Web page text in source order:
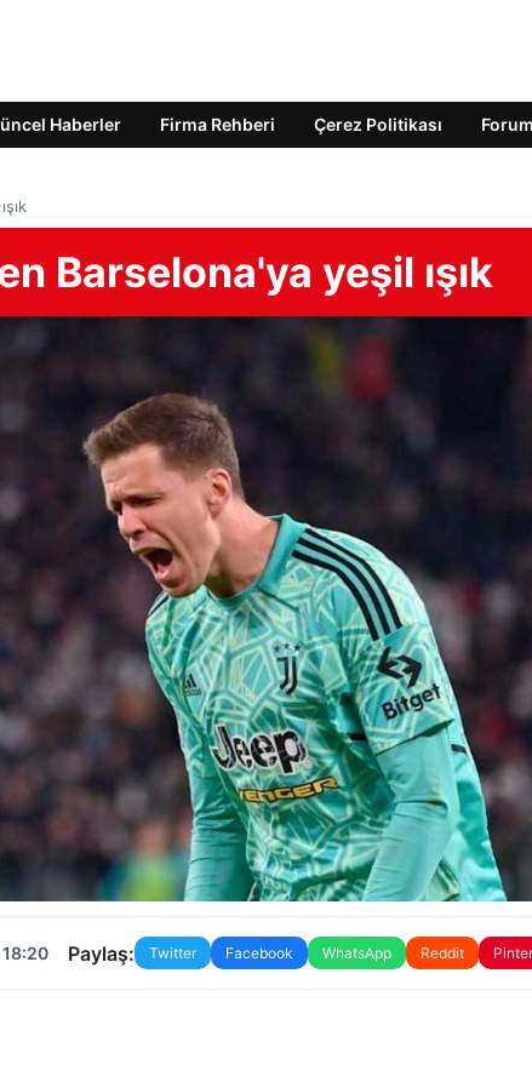
Haberler Firma Rehberi Çerez Politikası Forum
Barselona'ya yeşil ışık
Paylaş: Twitter Facebook WhatsApp Reddit